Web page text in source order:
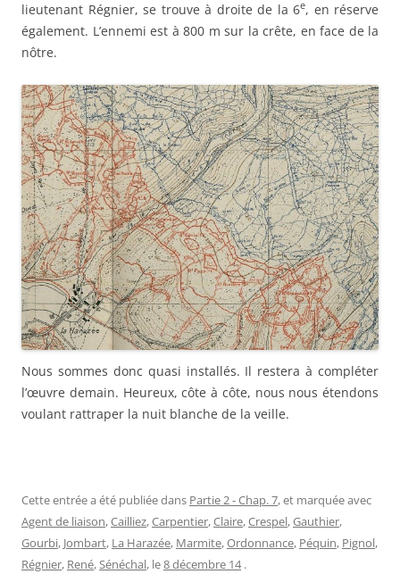
lieutenant Régnier, se trouve à droite de la 6e, en réserve
également. L’ennemi est à 800 m sur la crête, en face de la
nôtre.
Nous sommes donc quasi installés. Il restera à compléter
l’œuvre demain. Heureux, côte à côte, nous nous étendons
voulant rattraper la nuit blanche de la veille.
Cette entrée a été publiée dans Partie 2 - Chap. 7, et marquée avec
Agent de liaison,Cailliez,Carpentier,Claire,Crespel,Gauthier,
Gourbi, Jombart, La Harazée, Marmite,Ordonnance, Péquin, Pignol,
Régnier, René,Sénéchal, le8 décembre 14 .